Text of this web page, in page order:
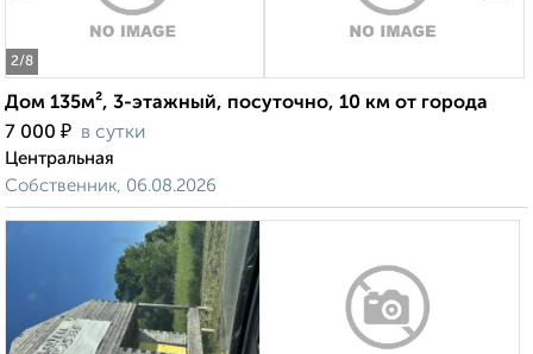
2/8
Дом 135м², 3-этажный, посуточно, 10 км от города
7 000 ₽ в сутки
Центральная
Собственник, 06.08.2026